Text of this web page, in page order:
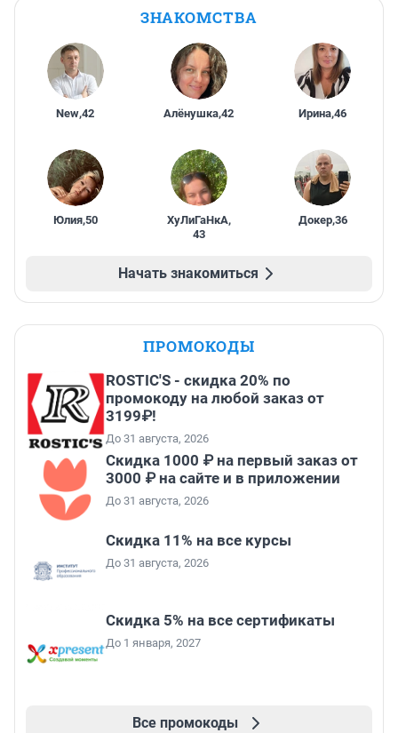
ЗНАКОМСТВА
New,42 Алёнушка,42 Ирина,46
Юлия,50 ХуЛиГаНкА,
43
Докер,36
Начать знакомиться
ПРОМОКОДЫ
ROSTIC'S - скидка 20% по
промокоду на любой заказ от
3199₽!
До 31 августа, 2026
Скидка 1000 ₽ на первый заказ от
3000 ₽ на сайте и в приложении
До 31 августа, 2026
Скидка 11% на все курсы
До 31 августа, 2026
Скидка 5% на все сертификаты
До 1 января, 2027
Все промокоды